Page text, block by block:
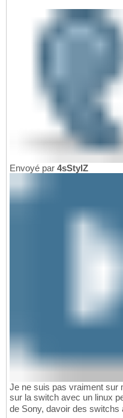
Envoyé par 4sStylZ
Je ne suis pas vraiment sur
sur la switch avec un linux
de Sony, davoir des